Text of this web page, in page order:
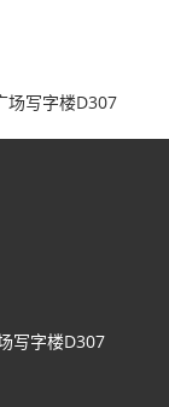
场写字楼D307
写字楼D307